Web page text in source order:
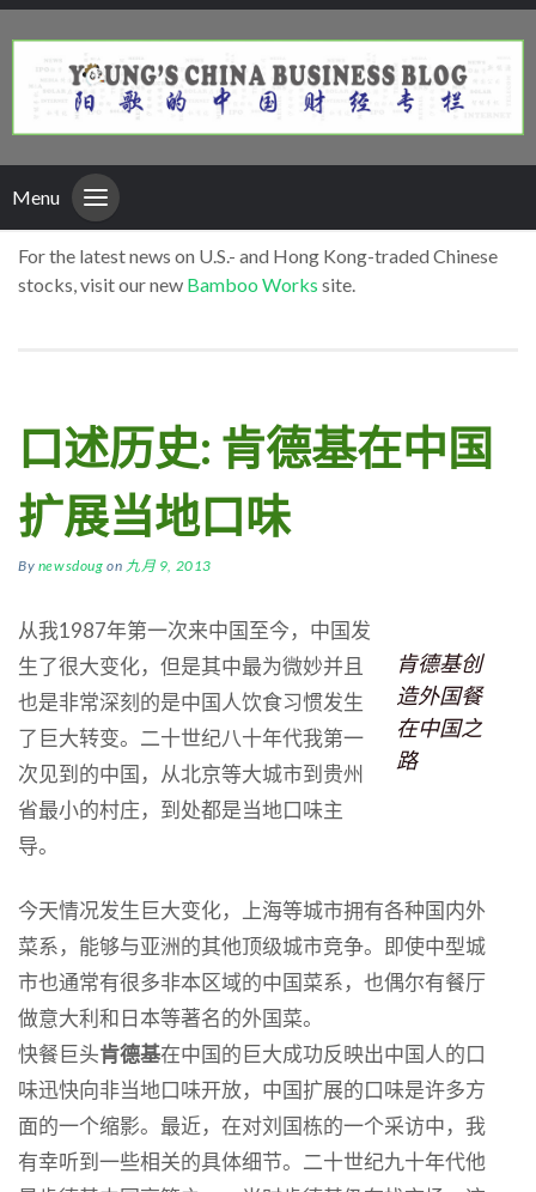
Menu
For the latest news on U.S.- and Hong Kong-traded Chinese
stocks, visit our new Bamboo Works site.
口述历史: 肯德基在中国
扩展当地口味
By newsdoug on 九月 9, 2013
肯德基创
造外国餐
在中国之
路
从我1987年第一次来中国至今，中国发
生了很大变化，但是其中最为微妙并且
也是非常深刻的是中国人饮食习惯发生
了巨大转变。二十世纪八十年代我第一
次见到的中国，从北京等大城市到贵州
省最小的村庄，到处都是当地口味主
导。
今天情况发生巨大变化，上海等城市拥有各种国内外
菜系，能够与亚洲的其他顶级城市竞争。即使中型城
市也通常有很多非本区域的中国菜系，也偶尔有餐厅
做意大利和日本等著名的外国菜。
快餐巨头肯德基在中国的巨大成功反映出中国人的口
味迅快向非当地口味开放，中国扩展的口味是许多方
面的一个缩影。最近，在对刘国栋的一个采访中，我
有幸听到一些相关的具体细节。二十世纪九十年代他